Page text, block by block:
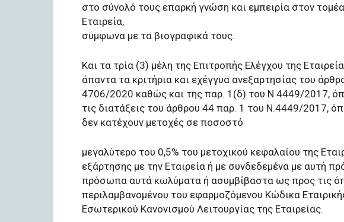
στο σύνολό τους επαρκή γνώση και εμπειρία στον
Εταιρεία,
σύμφωνα με τα βιογραφικά τους.
Και τα τρία (3) μέλη της Επιτροπής Ελέγχου της
άπαντα τα κριτήρια και εχέγγυα ανεξαρτησίας του
4706/2020 καθώς και της παρ. 1(δ) του Ν 4449/2017,
τις διατάξεις του άρθρου 44 παρ. 1 του Ν.4449/2017,
δεν κατέχουν μετοχές σε ποσοστό
μεγαλύτερο του 0,5% του μετοχικού κεφαλαίου της
εξάρτησης με την Εταιρεία ή με συνδεδεμένα με αυτή
πρόσωπα αυτά κωλύματα ή ασυμβίβαστα ως προς τις
περιλαμβανομένου του εφαρμοζόμενου Κώδικα
Εσωτερικού Κανονισμού Λειτουργίας της Εταιρείας.